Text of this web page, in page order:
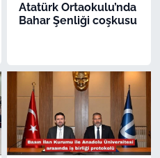
Atatürk Ortaokulu’nda
Bahar Şenliği coşkusu